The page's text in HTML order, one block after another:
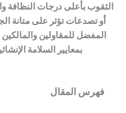
بأعلى درجات النظافة
تصدعات تؤثر على متانة الجدران
للمقاولين والمالكين
بمعايير السلامة الإنشائية.
المقال